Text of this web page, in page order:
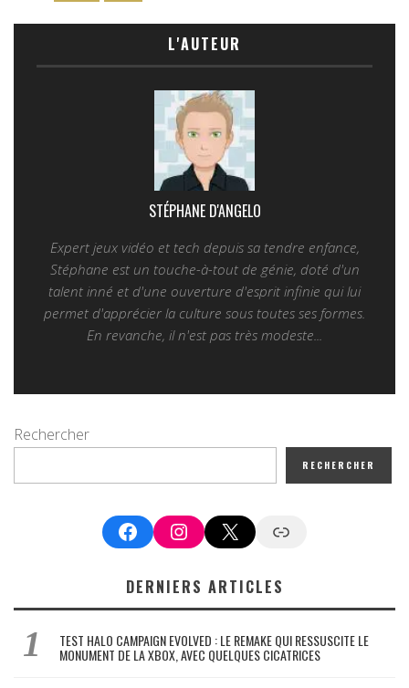
L'AUTEUR
STÉPHANE D'ANGELO
Expert jeux vidéo et tech depuis sa tendre enfance,
Stéphane est un touche-à-tout de génie, doté d'un
talent inné et d'une ouverture d'esprit infinie qui lui
permet d'apprécier la culture sous toutes ses formes.
En revanche, il n'est pas très modeste...
Rechercher
RECHERCHER
FacebookInstagram
X Google News
DERNIERS ARTICLES
TEST HALO CAMPAIGN EVOLVED : LE REMAKE QUI RESSUSCITE LE
MONUMENT DE LA XBOX, AVEC QUELQUES CICATRICES